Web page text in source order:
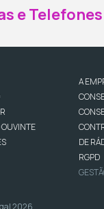
e Telefones
OUVINTE
A
DE
RGPD
2026